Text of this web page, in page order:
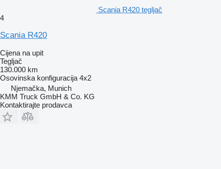
Scania R420 tegljač
4
Scania R420
Cijena na upit
Tegljač
130.000 km
Osovinska konfiguracija 4x2
Njemačka, Munich
KMM Truck GmbH & Co. KG
Kontaktirajte prodavca